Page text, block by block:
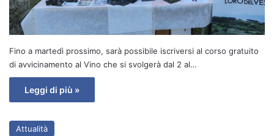
Fino a martedì prossimo, sarà possibile iscriversi al corso gratuito
di avvicinamento al Vino che si svolgerà dal 2 al…
Leggi di più »
Attualità